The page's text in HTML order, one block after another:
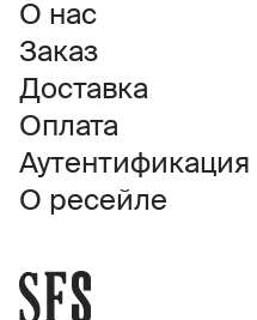
О нас
Заказ
Доставка
Оплата
Аутентификация
О ресейле